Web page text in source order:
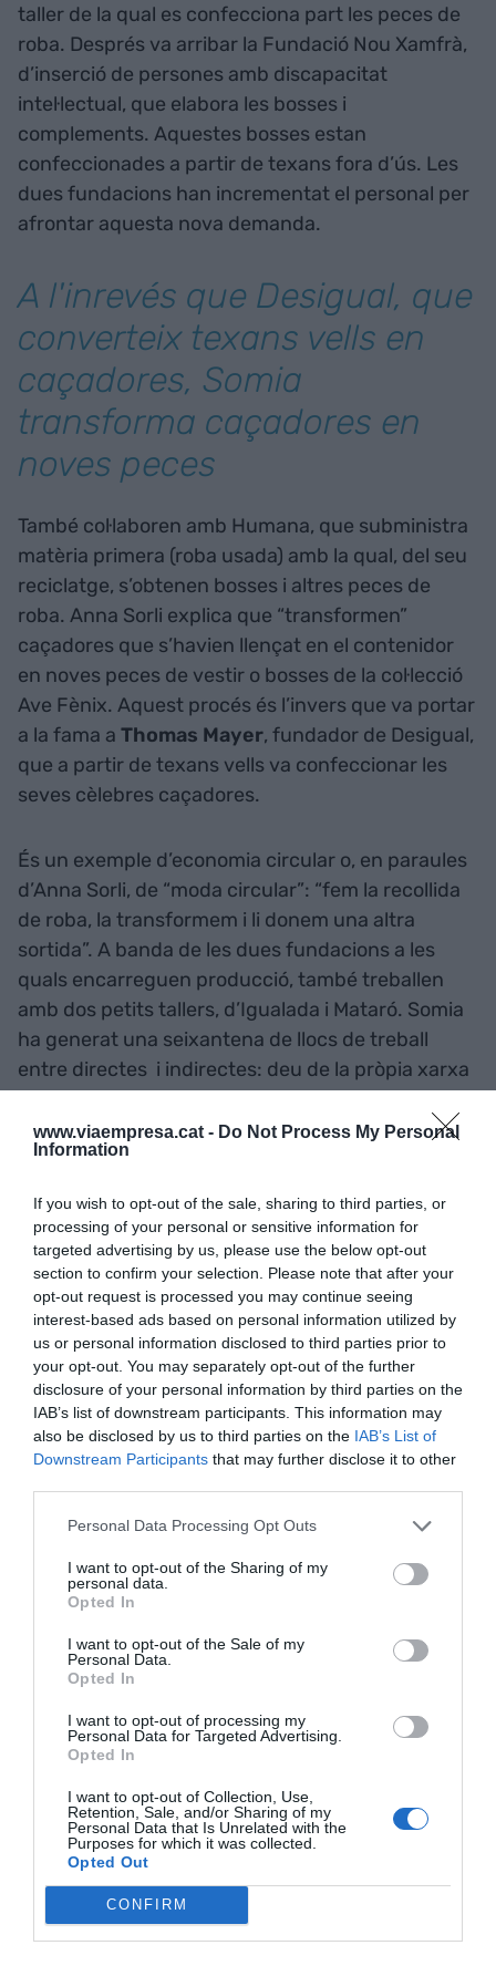
www.viaempresa.cat - Do Not Process My Personal
Information
If you wish to opt-out of the sale, sharing to third parties, or
processing of your personal or sensitive information for
targeted advertising by us, please use the below opt-out
section to confirm your selection. Please note that after your
opt-out request is processed you may continue seeing
interest-based ads based on personal information utilized by
us or personal information disclosed to third parties prior to
your opt-out. You may separately opt-out of the further
disclosure of your personal information by third parties on the
IAB’s list of downstream participants. This information may
also be disclosed by us to third parties on the IAB’s List of
Downstream Participants that may further disclose it to other
Personal Data Processing Opt Outs
I want to opt-out of the Sharing of my
personal data.
Opted In
I want to opt-out of the Sale of my
Personal Data.
Opted In
I want to opt-out of processing my
Personal Data for Targeted Advertising.
Opted In
I want to opt-out of Collection, Use,
Retention, Sale, and/or Sharing of my
Personal Data that Is Unrelated with the
Purposes for which it was collected.
Opted Out
CONFIRM
taller de la qual es confecciona part les peces de
roba. Després va arribar la Fundació Nou Xamfrà,
d’inserció de persones amb discapacitat
intel·lectual, que elabora les bosses i
complements. Aquestes bosses estan
confeccionades a partir de texans fora d’ús. Les
dues fundacions han incrementat el personal per
afrontar aquesta nova demanda.
A l'inrevés que Desigual, que
converteix texans vells en
caçadores, Somia
transforma caçadores en
noves peces
També col·laboren amb Humana, que subministra
matèria primera (roba usada) amb la qual, del seu
reciclatge, s’obtenen bosses i altres peces de
roba. Anna Sorli explica que “transformen”
caçadores que s’havien llençat en el contenidor
en noves peces de vestir o bosses de la col·lecció
Ave Fènix. Aquest procés és l’invers que va portar
a la fama a Thomas Mayer, fundador de Desigual,
que a partir de texans vells va confeccionar les
seves cèlebres caçadores.
És un exemple d’economia circular o, en paraules
d’Anna Sorli, de “moda circular”: “fem la recollida
de roba, la transformem i li donem una altra
sortida”. A banda de les dues fundacions a les
quals encarreguen producció, també treballen
amb dos petits tallers, d’Igualada i Mataró. Somia
ha generat una seixantena de llocs de treball
entre directes i indirectes: deu de la pròpia xarxa
entre les dues empreses privades proveïdores. A
banda de la col·lecció Ave Fènix, en tenen d’altres,
trauran una línia de bany. La fundadora destaca
que tota la producció és de proximitat.
En l’actualitat, Anna Sorli està al capdavant de
Somia, de la Fundació Sorli –creada el 2020 per
lluitar contra la violència masclista i fomentar la
igualtat de gènere– i del grup familiar Sorli.
Aquest últim està integrat per 107 establiments,
sis botigues de menjar per emportar (Sorlinyam),
14 cafeteries, dos restaurants, tres benzineres,
tres gimnasos (Sorlisport, a Sant Vicenç de
complex Emocions de Vilassar de Dalt (hoteler,
esportiu i comercial). Tots aquests negocis estan
situats a Catalunya. El grup Sorli va facturar l’any
passat 255 milions d’euros i va ocupar prop de
Tercera generació d’una
empresa gairebé centenària,
nascuda el 1923 en una
botiga de queviures del
Poblenou